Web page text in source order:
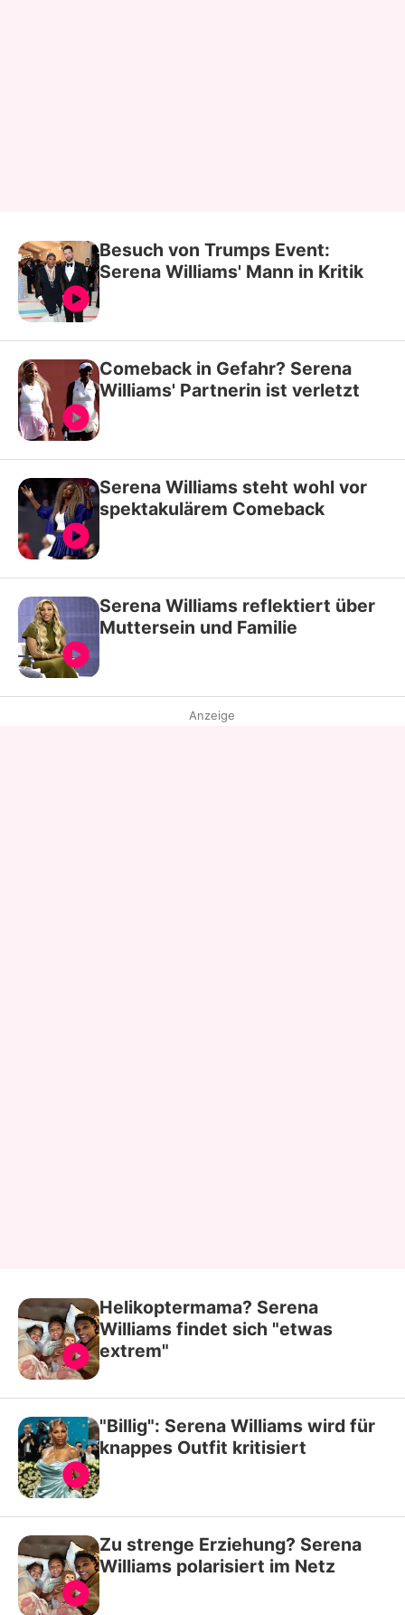
Besuch von Trumps Event:
Serena Williams' Mann in Kritik
Comeback in Gefahr? Serena
Williams' Partnerin ist verletzt
Serena Williams steht wohl vor
spektakulärem Comeback
Serena Williams reflektiert über
Muttersein und Familie
Anzeige
Helikoptermama? Serena
Williams findet sich "etwas
extrem"
"Billig": Serena Williams wird für
knappes Outfit kritisiert
Zu strenge Erziehung? Serena
Williams polarisiert im Netz